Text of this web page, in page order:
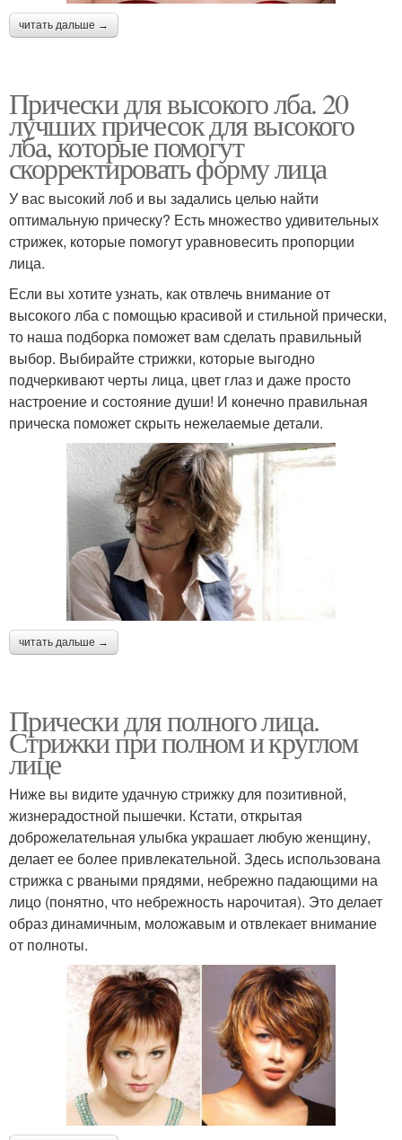
читать дальше →
Прически для высокого лба. 20
лучших причесок для высокого
лба, которые помогут
скорректировать форму лица
У вас высокий лоб и вы задались целью найти
оптимальную прическу? Есть множество удивительных
стрижек, которые помогут уравновесить пропорции
лица.
Если вы хотите узнать, как отвлечь внимание от
высокого лба с помощью красивой и стильной прически,
то наша подборка поможет вам сделать правильный
выбор. Выбирайте стрижки, которые выгодно
подчеркивают черты лица, цвет глаз и даже просто
настроение и состояние души! И конечно правильная
прическа поможет скрыть нежелаемые детали.
читать дальше →
Прически для полного лица.
Стрижки при полном и круглом
лице
Ниже вы видите удачную стрижку для позитивной,
жизнерадостной пышечки. Кстати, открытая
доброжелательная улыбка украшает любую женщину,
делает ее более привлекательной. Здесь использована
стрижка с рваными прядями, небрежно падающими на
лицо (понятно, что небрежность нарочитая). Это делает
образ динамичным, моложавым и отвлекает внимание
от полноты.